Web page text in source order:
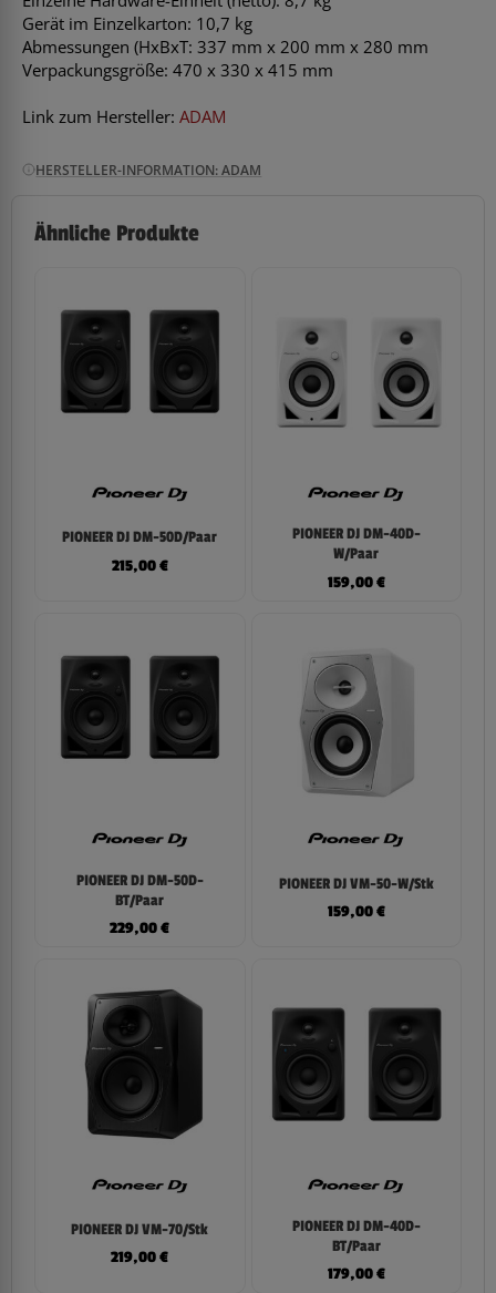
Gerät im Einzelkarton: 10,7 kg
Abmessungen (HxBxT: 337 mm x 200 mm x 280 mm
Verpackungsgröße: 470 x 330 x 415 mm
Link zum Hersteller: ADAM
HERSTELLER-INFORMATION: ADAM
Ähnliche Produkte
PIONEER DJ DM-50D/Paar
215,00€
PIONEER DJ DM-40D-
W/Paar
159,00€
PIONEER DJ DM-50D-
BT/Paar
229,00€
PIONEER DJ VM-50-W/Stk
159,00€
PIONEER DJ VM-70/Stk
219,00€
PIONEER DJ DM-40D-
BT/Paar
179,00€